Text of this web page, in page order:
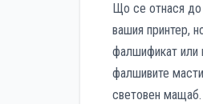
Що се отнася до
вашия принтер,
фалшификат или
фалшивите
световен мащаб.